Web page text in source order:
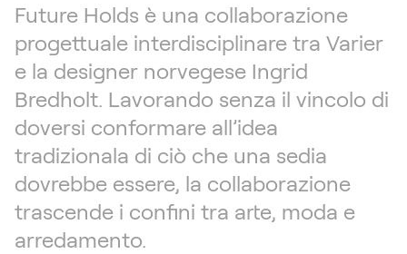
Future Holds è una collaborazione
progettuale interdisciplinare tra Varier
e la designer norvegese Ingrid
Bredholt. Lavorando senza il vincolo di
doversi conformare all’idea
tradizionala di ciò che una sedia
dovrebbe essere, la collaborazione
trascende i confini tra arte, moda e
arredamento.